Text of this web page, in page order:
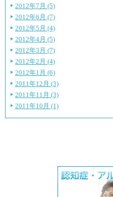
2012年7月 (5)
2012年6月 (7)
2012年5月 (4)
2012年4月 (5)
2012年3月 (7)
2012年2月 (4)
2012年1月 (6)
2011年12月 (3)
2011年11月 (3)
2011年10月 (1)